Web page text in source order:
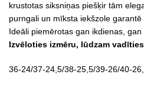
krustotas siksniņas piešķir tām
purngali un mīksta iekšzole
Ideāli piemērotas gan ikdienas,
Izvēloties izmēru, lūdzam
36-24/37-24,5/38-25,5/39-26/40-